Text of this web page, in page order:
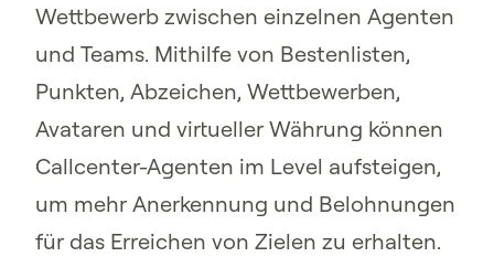
Wettbewerb zwischen einzelnen Agenten
und Teams. Mithilfe von Bestenlisten,
Punkten, Abzeichen, Wettbewerben,
Avataren und virtueller Währung können
Callcenter-Agenten im Level aufsteigen,
um mehr Anerkennung und Belohnungen
für das Erreichen von Zielen zu erhalten.